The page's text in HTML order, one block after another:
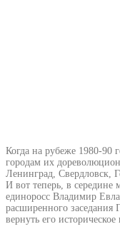
Когда на рубеже 1980-90
городам их
Ленинград, Свердловск,
И вот теперь, в середине
единоросс Владимир
расширенного заседания
вернуть его